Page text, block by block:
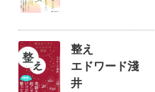
整え
エドワード淺
井